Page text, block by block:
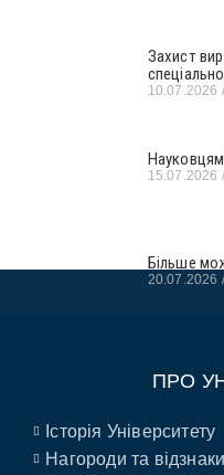
Захист
10.07.2026
15.07.2026
Більше
20.07.2026
ПРО
Історія Університету
Нагороди та відзнаки